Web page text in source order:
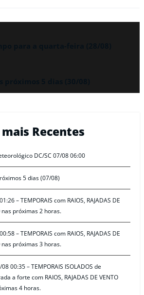
Recentes
DC/SC 07/08 06:00
5 dias (07/08)
– TEMPORAIS com RAIOS, RAJADAS DE
nas próximas 2 horas.
– TEMPORAIS com RAIOS, RAJADAS DE
nas próximas 3 horas.
00:35 – TEMPORAIS ISOLADOS de
a forte com RAIOS, RAJADAS DE VENTO
4 horas.